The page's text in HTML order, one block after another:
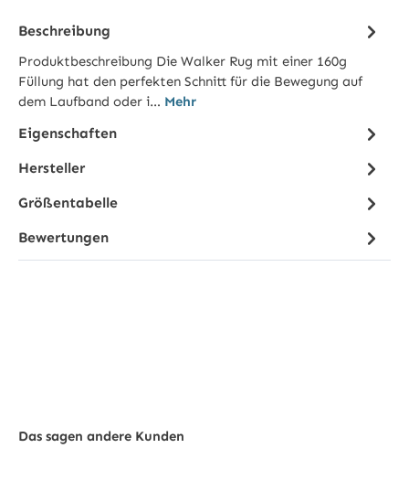
Beschreibung
Produktbeschreibung Die Walker Rug mit einer 160g
Füllung hat den perfekten Schnitt für die Bewegung auf
dem Laufband oder i… Mehr
Eigenschaften
Hersteller
Größentabelle
Bewertungen
Das sagen andere Kunden